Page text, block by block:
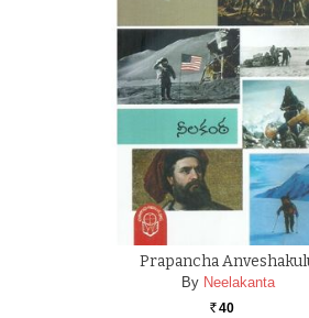
Prapancha
By Neelakanta
Rs. 40